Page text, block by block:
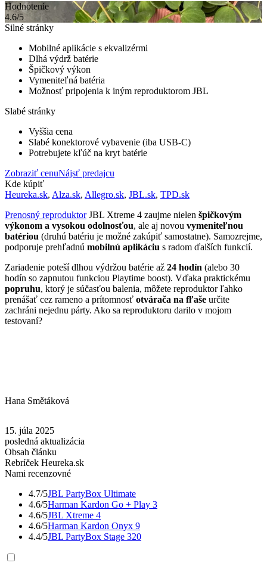
Hodnotenie
4.6/5
Silné stránky
Mobilné aplikácie s ekvalizérmi
Dlhá výdrž batérie
Špičkový výkon
Vymeniteľná batéria
Možnosť pripojenia k iným reproduktorom JBL
Slabé stránky
Vyššia cena
Slabé konektorové vybavenie (iba USB-C)
Potrebujete kľúč na kryt batérie
Zobraziť cenuNájsť predajcu
Kde kúpiť
Heureka.sk, Alza.sk, Allegro.sk, JBL.sk, TPD.sk
Prenosný reproduktorJBL Xtreme 4 zaujme nielen špičkovým
výkonom a vysokou odolnosťou, ale aj novou vymeniteľnou
batériou (druhú batériu je možné zakúpiť samostatne). Samozrejme,
podporuje prehľadnú mobilnú aplikáciu s radom ďalších funkcií.
Zariadenie poteší dlhou výdržou batérie až 24 hodín (alebo 30
hodín so zapnutou funkciou Playtime boost). Vďaka praktickému
popruhu, ktorý je súčasťou balenia, môžete reproduktor ľahko
prenášať cez rameno a prítomnosť otvárača na fľaše určite
zachráni nejednu párty. Ako sa reproduktoru darilo v mojom
testovaní?
Hana Smětáková
15. júla 2025
posledná aktualizácia
Obsah článku
Rebríček Heureka.sk
Nami recenzovné
4.7/5JBL PartyBox Ultimate
4.6/5Harman Kardon Go + Play 3
4.6/5JBL Xtreme 4
4.6/5Harman Kardon Onyx 9
4.4/5JBL PartyBox Stage 320